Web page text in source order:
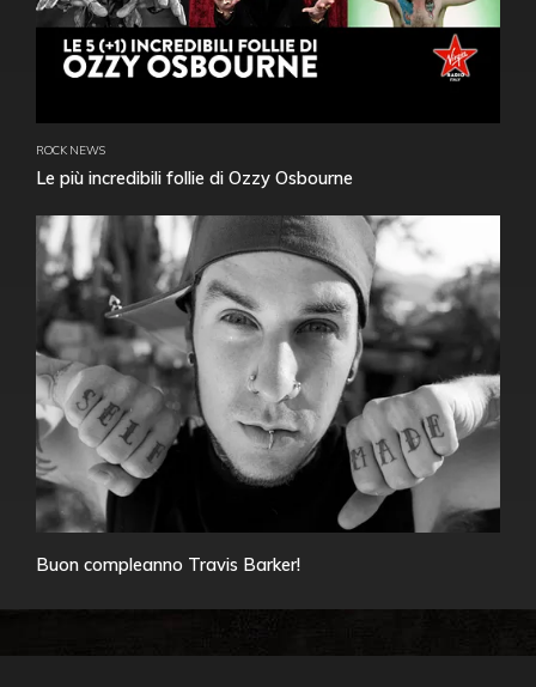
ROCK NEWS
Le più incredibili follie di Ozzy Osbourne
Buon compleanno Travis Barker!